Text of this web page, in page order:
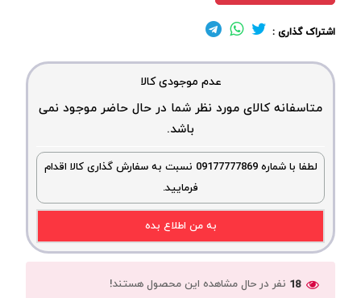
اشتراک گذاری :
عدم موجودی کالا
متاسفانه کالای مورد نظر شما در حال حاضر موجود نمی
باشد.
لطفا با شماره 09177777869 نسبت به سفارش گذاری کالا اقدام
فرمایید.
به من اطلاع بده
18 نفر در حال مشاهده این محصول هستند!